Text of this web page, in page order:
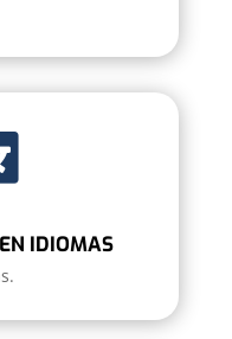
IDIOMAS